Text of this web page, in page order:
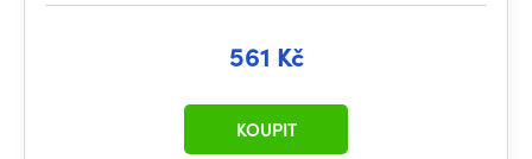
561 Kč
KOUPIT